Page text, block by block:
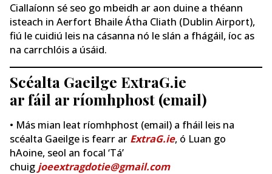
Ciallaíonn sé seo go mbeidh ar aon duine a théann
isteach in Aerfort Bhaile Átha Cliath (Dublin Airport),
fiú le cuidiú leis na cásanna nó le slán a fhágáil, íoc as
na carrchlóis a úsáid.
Scéalta Gaeilge ExtraG.ie
ar fáil ar ríomhphost (email)
• Más mian leat ríomhphost (email) a fháil leis na
scéalta Gaeilge is fearr ar ExtraG.ie, ó Luan go
hAoine, seol an focal ‘Tá’
chuig joeextragdotie@gmail.com